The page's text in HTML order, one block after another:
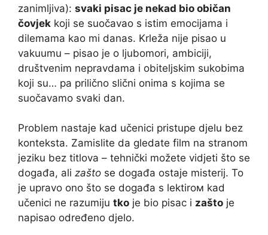
zanimljiva): svaki pisac je nekad bio običan
čovjek koji se suočavao s istim emocijama i
dilemama kao mi danas. Krleža nije pisao u
vakuumu – pisao je o ljubomori, ambiciji,
društvenim nepravdama i obiteljskim sukobima
koji su… pa prilično slični onima s kojima se
suočavamo svaki dan.
Problem nastaje kad učenici pristupe djelu bez
konteksta. Zamislite da gledate film na stranom
jeziku bez titlova – tehnički možete vidjeti što se
događa, ali zašto se događa ostaje misterij. To
je upravo ono što se događa s lektiroм kad
učenici ne razumiju tko je bio pisac i zašto je
napisao određeno djelo.